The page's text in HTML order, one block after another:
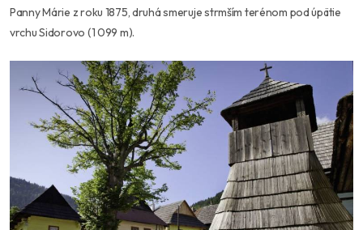
Panny Márie z roku 1875, druhá smeruje strmším terénom pod úpätie
vrchu Sidorovo (1 099 m).